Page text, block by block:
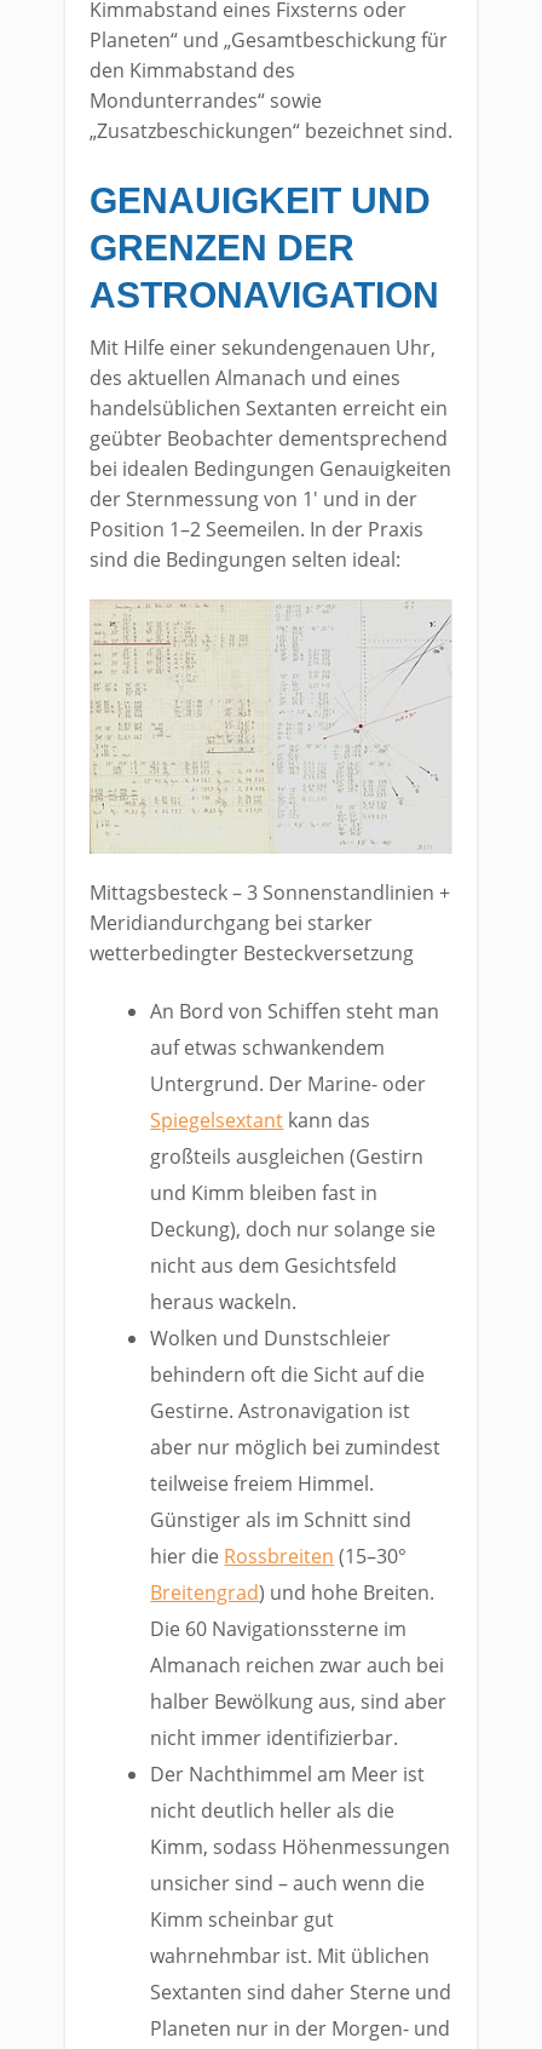
Kimmabstand eines Fixsterns oder
Planeten“ und „Gesamtbeschickung für
den Kimmabstand des
Mondunterrandes“ sowie
„Zusatzbeschickungen“ bezeichnet sind.
GENAUIGKEIT UND
GRENZEN DER
ASTRONAVIGATION
Mit Hilfe einer sekundengenauen Uhr,
des aktuellen Almanach und eines
handelsüblichen Sextanten erreicht ein
geübter Beobachter dementsprechend
bei idealen Bedingungen Genauigkeiten
der Sternmessung von 1′ und in der
Position 1–2 Seemeilen. In der Praxis
sind die Bedingungen selten ideal:
Mittagsbesteck – 3 Sonnenstandlinien +
Meridiandurchgang bei starker
wetterbedingter Besteckversetzung
An Bord von Schiffen steht man
auf etwas schwankendem
Untergrund. Der Marine- oder
Spiegelsextant kann das
großteils ausgleichen (Gestirn
und Kimm bleiben fast in
Deckung), doch nur solange sie
nicht aus dem Gesichtsfeld
heraus wackeln.
Wolken und Dunstschleier
behindern oft die Sicht auf die
Gestirne. Astronavigation ist
aber nur möglich bei zumindest
teilweise freiem Himmel.
Günstiger als im Schnitt sind
hier die Rossbreiten (15–30°
Breitengrad) und hohe Breiten.
Die 60 Navigationssterne im
Almanach reichen zwar auch bei
halber Bewölkung aus, sind aber
nicht immer identifizierbar.
Der Nachthimmel am Meer ist
nicht deutlich heller als die
Kimm, sodass Höhenmessungen
unsicher sind – auch wenn die
Kimm scheinbar gut
wahrnehmbar ist. Mit üblichen
Sextanten sind daher Sterne und
Planeten nur in der Morgen- und